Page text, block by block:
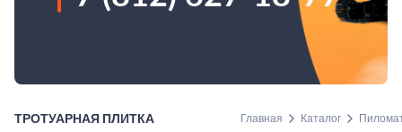
ТРОТУАРНАЯ ПЛИТКА Главная Каталог